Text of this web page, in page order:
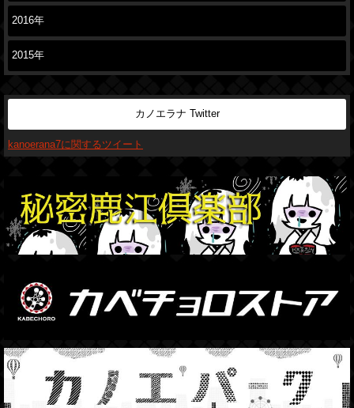
2016年
2015年
カノエラナ Twitter
kanoerana7に関するツイート